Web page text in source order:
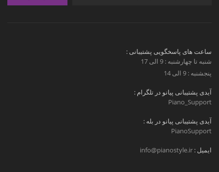
ساعت های پاسخگویی پشتیبانی :
شنبه تا چهارشنبه : 9 الی 17
پنجشنبه : 9 الی 14
آیدی پشتیبانی پیانو در تلگرام :
Piano_Support
آیدی پشتیبانی پیانو در بله :
PianoSupport
ایمیل : info@pianostyle.ir